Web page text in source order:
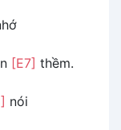
[E7] thềm.
nói